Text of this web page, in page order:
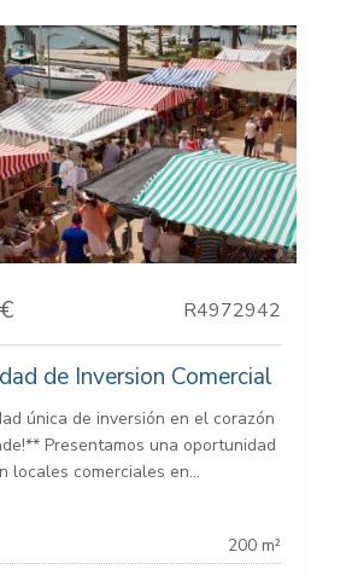
R4972942
de Inversion Comercial
única de inversión en el corazón
Presentamos una oportunidad
locales comerciales en...
200 m²